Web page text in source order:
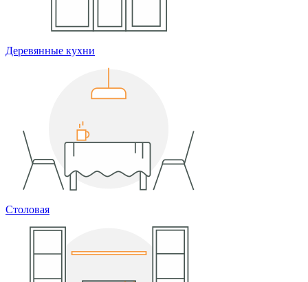
Деревянные кухни
Столовая